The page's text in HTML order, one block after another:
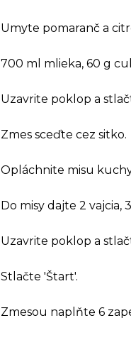
Umyte pomaranč a
700 ml mlieka, 60 g
Uzavrite poklop a
Zmes sceďte cez sitko.
Opláchnite misu
Do misy dajte 2
Uzavrite poklop a
Stlačte 'Štart'.
Zmesou naplňte 6